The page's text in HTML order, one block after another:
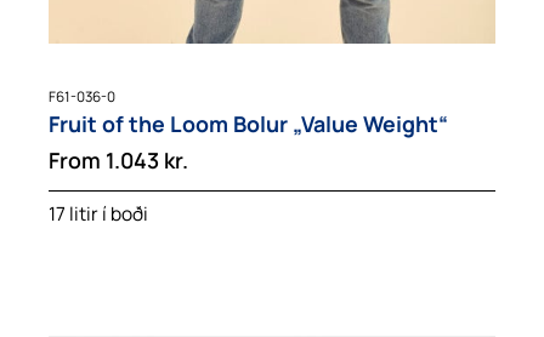
F61-036-0
Fruit of the Loom Bolur „Value Weight“
From 1.043 kr.
17 litir í boði